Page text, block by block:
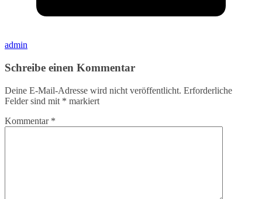
admin
Schreibe einen Kommentar
Deine E-Mail-Adresse wird nicht veröffentlicht. Erforderliche
Felder sind mit * markiert
Kommentar *